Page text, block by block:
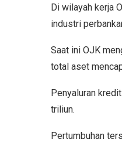
Di wilayah kerja
industri
Saat ini OJK
total aset
Penyaluran
triliun.
Pertumbuhan